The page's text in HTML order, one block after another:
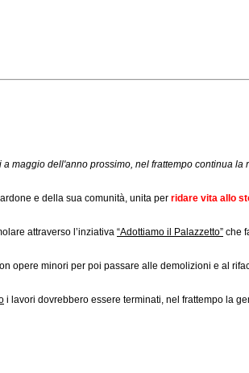
maggio dell'anno prossimo, nel frattempo continua la
e della sua comunità, unita per ridare vita allo
attraverso l’inziativa “Adottiamo il Palazzetto” che
opere minori per poi passare alle demolizioni e al
i lavori dovrebbero essere terminati, nel frattempo la